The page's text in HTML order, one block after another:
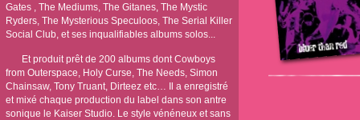
Gates , The Mediums, The Gitanes, The Mystic
Ryders, The Mysterious Speculoos, The Serial Killer
Social Club, et ses inqualifiables albums solos...
Et produit prêt de 200 albums dont Cowboys
from Outerspace, Holy Curse, The Needs, Simon
Chainsaw, Tony Truant, Dirteez etc… Il a enregistré
et mixé chaque production du label dans son antre
sonique le Kaiser Studio. Le style vénéneux et sans